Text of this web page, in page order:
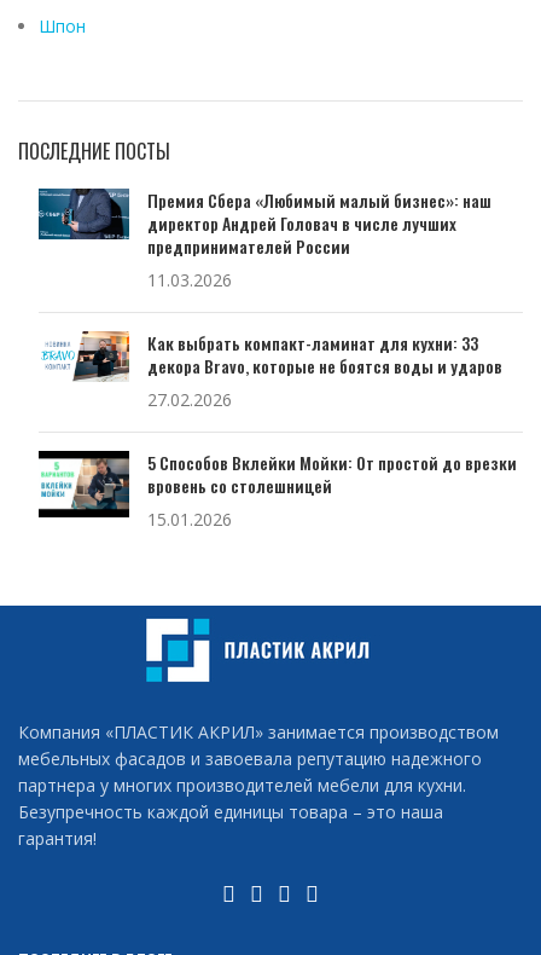
Шпон
ПОСЛЕДНИЕ ПОСТЫ
Премия Сбера «Любимый малый бизнес»: наш
директор Андрей Головач в числе лучших
предпринимателей России
11.03.2026
Как выбрать компакт-ламинат для кухни: 33
декора Bravo, которые не боятся воды и ударов
27.02.2026
5 Способов Вклейки Мойки: От простой до врезки
вровень со столешницей
15.01.2026
Компания «ПЛАСТИК АКРИЛ» занимается производством
мебельных фасадов и завоевала репутацию надежного
партнера у многих производителей мебели для кухни.
Безупречность каждой единицы товара – это наша
гарантия!